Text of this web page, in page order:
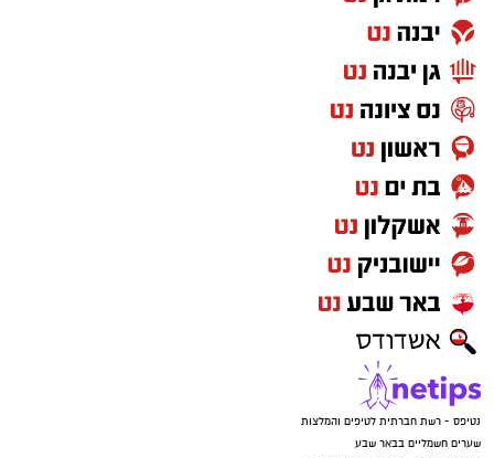
מעצרם של החשודים הוארך בבית המשפט.
נטיפס - רשת חברתית לטיפים והמלצות
שערים חשמליים בבאר שבע